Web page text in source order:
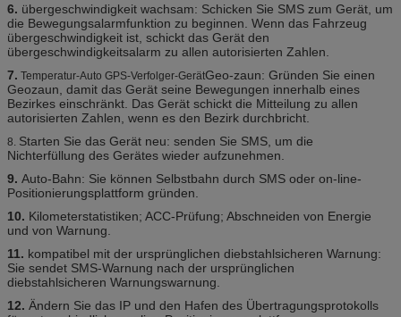
6. übergeschwindigkeit wachsam: Schicken Sie SMS zum Gerät, um
die Bewegungsalarmfunktion zu beginnen. Wenn das Fahrzeug
übergeschwindigkeit ist, schickt das Gerät den
übergeschwindigkeitsalarm zu allen autorisierten Zahlen.
7. Temperatur-Auto GPS-Verfolger-GerätGeo-zaun: Gründen Sie einen
Geozaun, damit das Gerät seine Bewegungen innerhalb eines
Bezirkes einschränkt. Das Gerät schickt die Mitteilung zu allen
autorisierten Zahlen, wenn es den Bezirk durchbricht.
8. Starten Sie das Gerät neu: senden Sie SMS, um die
Nichterfüllung des Gerätes wieder aufzunehmen.
9. Auto-Bahn: Sie können Selbstbahn durch SMS oder on-line-
Positionierungsplattform gründen.
10. Kilometerstatistiken; ACC-Prüfung; Abschneiden von Energie
und von Warnung.
11. kompatibel mit der ursprünglichen diebstahlsicheren Warnung:
Sie sendet SMS-Warnung nach der ursprünglichen
diebstahlsicheren Warnungswarnung.
12. Ändern Sie das IP und den Hafen des Übertragungsprotokolls